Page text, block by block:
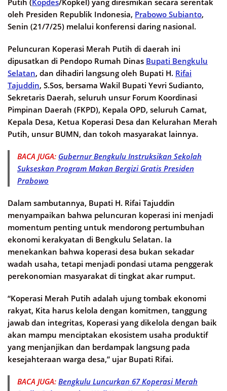
oleh Presiden Republik Indonesia, Prabowo Subianto,
Senin (21/7/25) melalui konferensi daring nasional.
Peluncuran Koperasi Merah Putih di daerah ini
dipusatkan di Pendopo Rumah Dinas Bupati Bengkulu
Selatan, dan dihadiri langsung oleh Bupati H. Rifai
Tajuddin, S.Sos, bersama Wakil Bupati Yevri Sudianto,
Sekretaris Daerah, seluruh unsur Forum Koordinasi
Pimpinan Daerah (FKPD), Kepala OPD, seluruh Camat,
Kepala Desa, Ketua Koperasi Desa dan Kelurahan Merah
Putih, unsur BUMN, dan tokoh masyarakat lainnya.
BACA JUGA: Gubernur Bengkulu Instruksikan Sekolah
Sukseskan Program Makan Bergizi Gratis Presiden
Prabowo
Dalam sambutannya, Bupati H. Rifai Tajuddin
menyampaikan bahwa peluncuran koperasi ini menjadi
momentum penting untuk mendorong pertumbuhan
ekonomi kerakyatan di Bengkulu Selatan. Ia
menekankan bahwa koperasi desa bukan sekadar
wadah usaha, tetapi menjadi pondasi utama penggerak
perekonomian masyarakat di tingkat akar rumput.
“Koperasi Merah Putih adalah ujung tombak ekonomi
rakyat, Kita harus kelola dengan komitmen, tanggung
jawab dan integritas, Koperasi yang dikelola dengan baik
akan mampu menciptakan ekosistem usaha produktif
yang menjanjikan dan berdampak langsung pada
kesejahteraan warga desa,” ujar Bupati Rifai.
BACA JUGA: Bengkulu Luncurkan 67 Koperasi Merah